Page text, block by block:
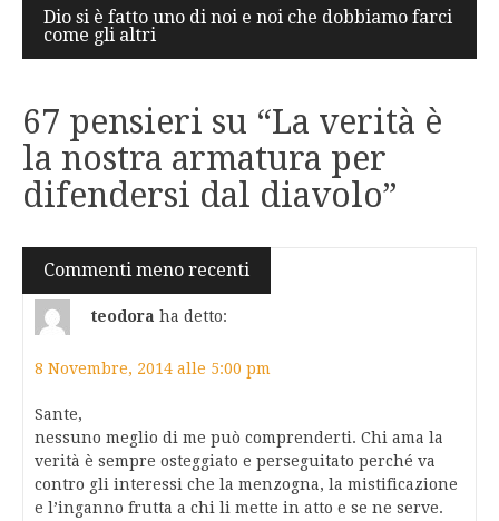
Dio si è fatto uno di noi e noi che dobbiamo farci
come gli altri
67 pensieri su “La verità è
la nostra armatura per
difendersi dal diavolo”
Navigazione
commenti
Commenti meno recenti
teodora ha detto:
8 Novembre, 2014 alle 5:00 pm
Sante,
nessuno meglio di me può comprenderti. Chi ama la
verità è sempre osteggiato e perseguitato perché va
contro gli interessi che la menzogna, la mistificazione
e l’inganno frutta a chi li mette in atto e se ne serve.